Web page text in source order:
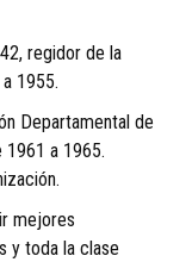
regidor de la
1955.
Departamental de
1961 a 1965.
mejores
y toda la clase